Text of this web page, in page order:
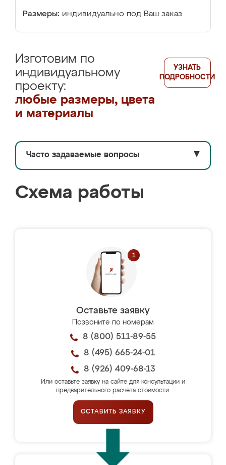
Размеры: индивидуально под Ваш заказ
Изготовим по
индивидуальному
проекту:
любые размеры, цвета
и материалы
УЗНАТЬ
ПОДРОБНОСТИ
Часто задаваемые вопросы ▼
Схема работы
Оставьте заявку
Позвоните по номерам
8 (800) 511-89-55
8 (495) 665-24-01
8 (926) 409-68-13
Или оставьте заявку на сайте для консультации и
предварительного расчёта стоимости.
ОСТАВИТЬ ЗАЯВКУ